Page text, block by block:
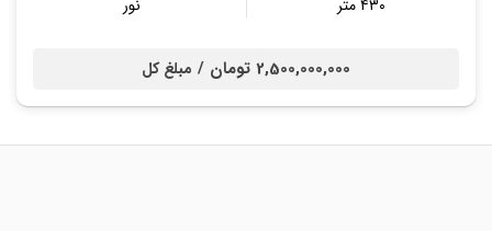
۴۳۰ متر
نور
2,500,000,000 تومان / مبلغ کل